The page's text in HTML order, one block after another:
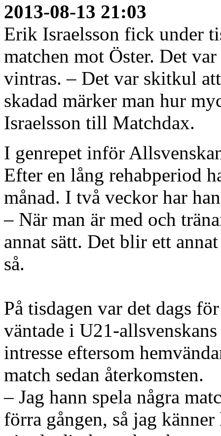
2013-08-13 21:03
Erik Israelsson fick under
matchen mot Öster. Det
vintras. – Det var skitkul
skadad märker man hur
Israelsson till Matchdax.
I genrepet inför
Efter en lång rehabperiod
månad. I två veckor har
– När man är med och
annat sätt. Det blir ett
så.
På tisdagen var det dags
väntade i U21-
intresse eftersom
match sedan återkomsten.
– Jag hann spela några
förra gången, så jag